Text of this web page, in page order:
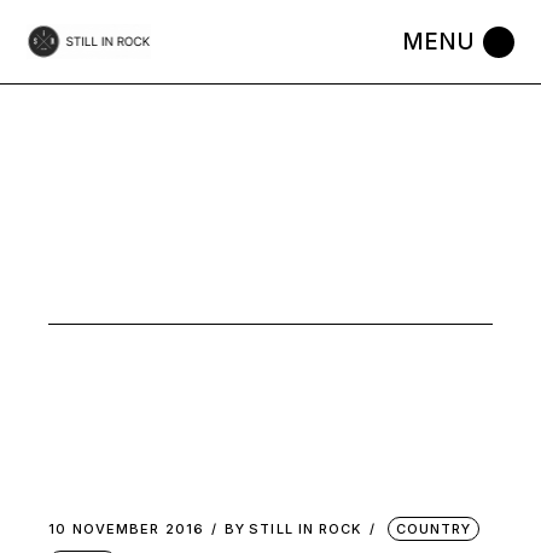
the
10 NOVEMBER 2016 BY STILL IN ROCK
COUNTRY